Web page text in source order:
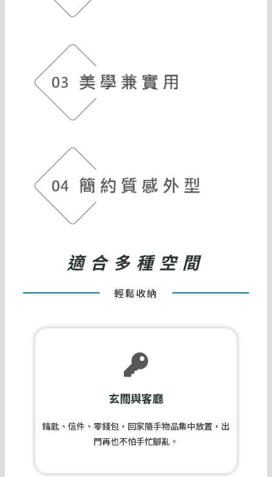
適合多種空間
輕鬆收納
玄關與客廳
鑰匙、信件、零錢包，回家隨手物品集中放置，出
門再也不怕手忙腳亂。